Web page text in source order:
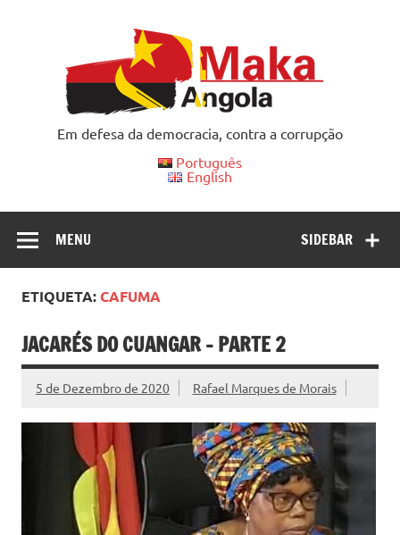
Em defesa da democracia, contra a corrupção
Português
English
SIDEBAR
MENU
ETIQUETA:CAFUMA
JACARÉS DO CUANGAR – PARTE 2
5 de Dezembro de 2020 Rafael Marques de Morais